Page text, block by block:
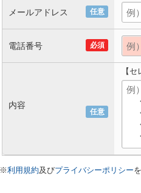
任意
メールアドレス
必須
電話番号
任意
内容
【
※利用規約及びプライバシーポリシー